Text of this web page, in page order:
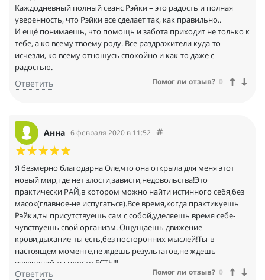
Каждодневный полный сеанс Рэйки – это радость и полная
уверенность, что Рэйки все сделает так, как правильно..
И ещё понимаешь, что помощь и забота приходит не только к
тебе, а ко всему твоему роду. Все раздражители куда-то
исчезли, ко всему отношусь спокойно и как-то даже с
радостью.
Ответить Помог ли отзыв? 0
Анна 6 февраля 2020 в 11:52
Я безмерно благодарна Оле,что она открыла для меня этот
новый мир,где нет злости,зависти,недовольства!Это
практически РАЙ,в котором можно найти истинного себя,без
масок(главное-не испугаться).Все время,когда практикуешь
Рэйки,ты присутствуешь сам с собой,уделяешь время себе-
чувствуешь свой организм. Ощущаешь движение
крови,дыхание-ты есть,без посторонних мыслей!Ты-в
настоящем моменте,не ждешь результатов,не ждешь
излечений,ты просто ЕСТЬ!!!
Ответить Помог ли отзыв? 0